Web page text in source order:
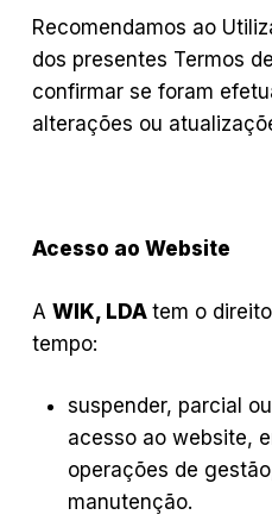
Recomendamos ao
dos presentes Termos
confirmar se foram
alterações ou
Acesso ao Website
A WIK, LDA tem o
tempo:
suspender, parcial
acesso ao website,
operações de
manutenção.